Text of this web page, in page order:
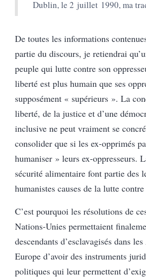
Dublin, le 2 juillet 1990, ma
De toutes les informations
partie du discours, je retiendrai
peuple qui lutte contre son
liberté est plus humain que ses
supposément « supérieurs ». La
liberté, de la justice et d’une
inclusive ne peut vraiment se
consolider que si les ex-opprimés
humaniser » leurs ex-oppresseurs.
sécurité alimentaire font partie des
humanistes causes de la lutte contre
C’est pourquoi les résolutions de
Nations-Unies permettaient
descendants d’esclavagisés dans
Europe d’avoir des instruments
politiques qui leur permettent